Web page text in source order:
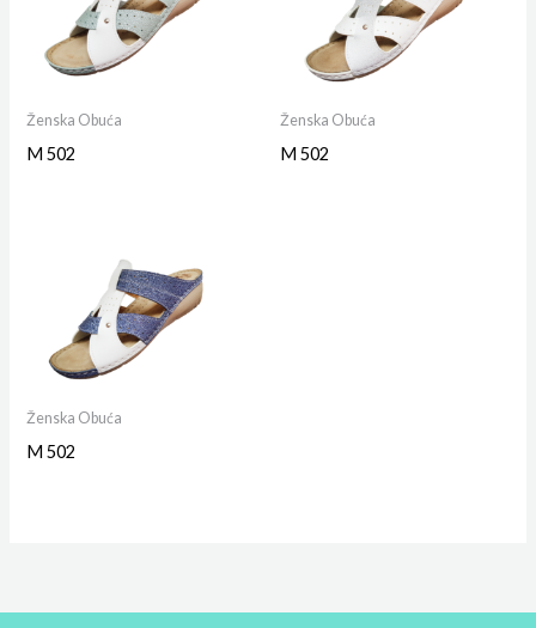
Ženska Obuća
M 502
Ženska Obuća
M 502
Ženska Obuća
M 502